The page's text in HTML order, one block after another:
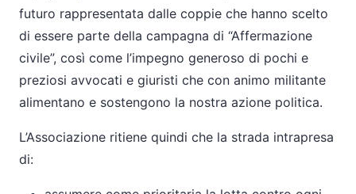
futuro rappresentata dalle coppie che hanno scelto
di essere parte della campagna di “Affermazione
civile”, così come l’impegno generoso di pochi e
preziosi avvocati e giuristi che con animo militante
alimentano e sostengono la nostra azione politica.
L’Associazione ritiene quindi che la strada intrapresa
di: